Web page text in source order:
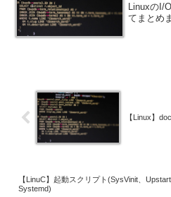
LinuxのI/
てまとめ
【Linux】
【LinuC】起動スクリプト(SysVinit、Upstart
Systemd)